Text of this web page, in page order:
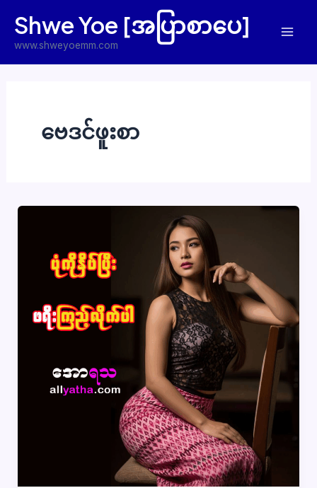
content
Shwe Yoe [အပြာစာပေ]
www.shweyoemm.com
ဗေဒင်ဖူးစာ